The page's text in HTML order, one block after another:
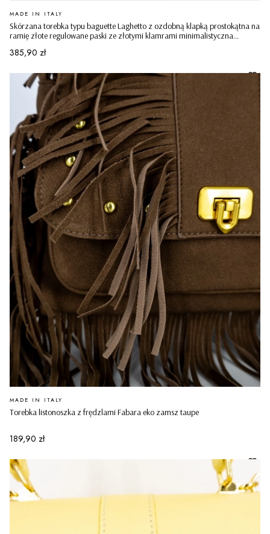
Skórzana torebka typu baguette Laghetto z ozdobną klapką prostokątna na
ramię złote regulowane paski ze złotymi klamrami minimalistyczna
PRODUCENT
MADE IN ITALY
Cena
385,90 zł
Torebka listonoszka z frędzlami Fabara eko zamsz taupe
PRODUCENT
MADE IN ITALY
Cena
189,90 zł